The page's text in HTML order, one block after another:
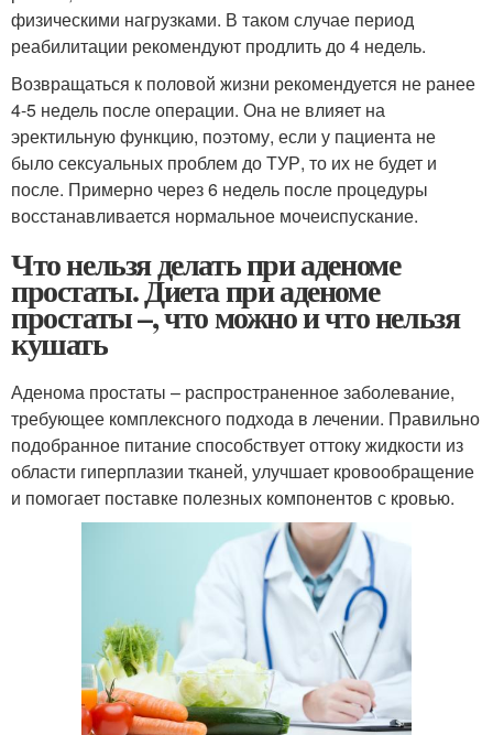
физическими нагрузками. В таком случае период
реабилитации рекомендуют продлить до 4 недель.
Возвращаться к половой жизни рекомендуется не ранее
4-5 недель после операции. Она не влияет на
эректильную функцию, поэтому, если у пациента не
было сексуальных проблем до ТУР, то их не будет и
после. Примерно через 6 недель после процедуры
восстанавливается нормальное мочеиспускание.
Что нельзя делать при аденоме
простаты. Диета при аденоме
простаты –, что можно и что нельзя
кушать
Аденома простаты – распространенное заболевание,
требующее комплексного подхода в лечении. Правильно
подобранное питание способствует оттоку жидкости из
области гиперплазии тканей, улучшает кровообращение
и помогает поставке полезных компонентов с кровью.